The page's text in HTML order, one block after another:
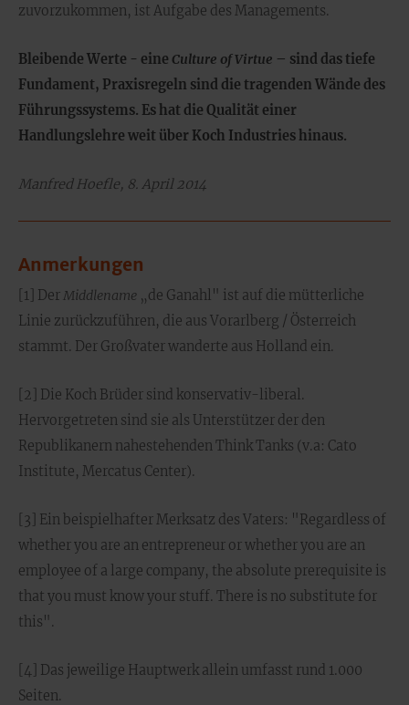
zuvorzukommen, ist Aufgabe des Managements.
Bleibende Werte - eine Culture of Virtue – sind das tiefe
Fundament, Praxisregeln sind die tragenden Wände des
Führungssystems. Es hat die Qualität einer
Handlungslehre weit über Koch Industries hinaus.
Manfred Hoefle, 8. April 2014
Anmerkungen
[1] Der Middlename „de Ganahl" ist auf die mütterliche
Linie zurückzuführen, die aus Vorarlberg / Österreich
stammt. Der Großvater wanderte aus Holland ein.
[2] Die Koch Brüder sind konservativ-liberal.
Hervorgetreten sind sie als Unterstützer der den
Republikanern nahestehenden Think Tanks (v.a: Cato
Institute, Mercatus Center).
[3] Ein beispielhafter Merksatz des Vaters: "Regardless of
whether you are an entrepreneur or whether you are an
employee of a large company, the absolute prerequisite is
that you must know your stuff. There is no substitute for
this".
[4] Das jeweilige Hauptwerk allein umfasst rund 1.000
Seiten.